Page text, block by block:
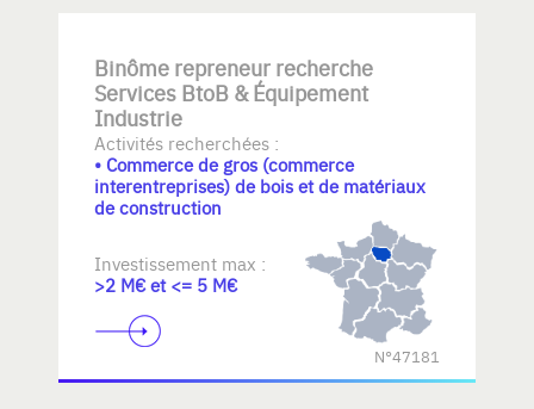
Binôme repreneur recherche
Services BtoB & Équipement
Industrie
Activités recherchées :
• Commerce de gros (commerce
interentreprises) de bois et de matériaux
de construction
Investissement max :
>2 M€ et <= 5 M€
N°47181